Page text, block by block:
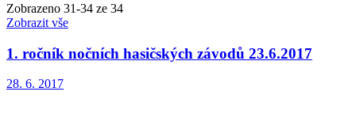
Zobrazeno 31-34 ze 34
Zobrazit vše
1. ročník nočních hasičských závodů 23.6.2017
28. 6. 2017